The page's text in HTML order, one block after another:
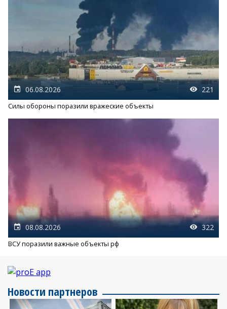
06.08.2026 221
Силы обороны поразили вражеские объекты
08.08.2026 322
ВСУ поразили важные объекты рф
Новости партнеров